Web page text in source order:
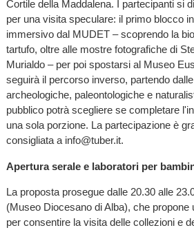
Cortile della Maddalena. I partecipanti si
per una visita speculare: il primo blocco
immersivo dal MUDET – scoprendo la
tartufo, oltre alle mostre fotografiche di
Murialdo – per poi spostarsi al Museo
seguirà il percorso inverso, partendo
archeologiche, paleontologiche e
pubblico potrà scegliere se completare
una sola porzione. La partecipazione è
consigliata a info@tuber.it.
Apertura serale e laboratori per
La proposta prosegue dalle 20.30 alle
(Museo Diocesano di Alba), che propone
per consentire la visita delle collezioni e